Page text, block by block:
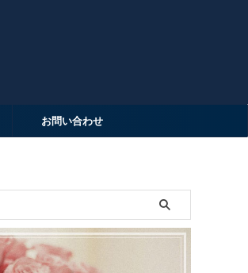
お問い合わせ